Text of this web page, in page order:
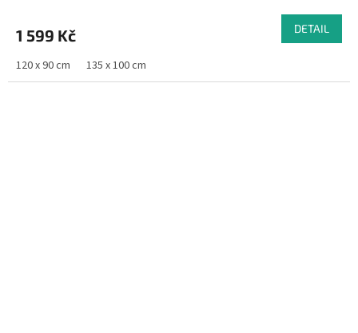
1 599 Kč DETAIL
120 x 90 cm 135 x 100 cm